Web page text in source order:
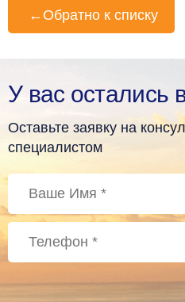
← Обратно к списку
У вас остались
Оставьте заявку на
специалистом